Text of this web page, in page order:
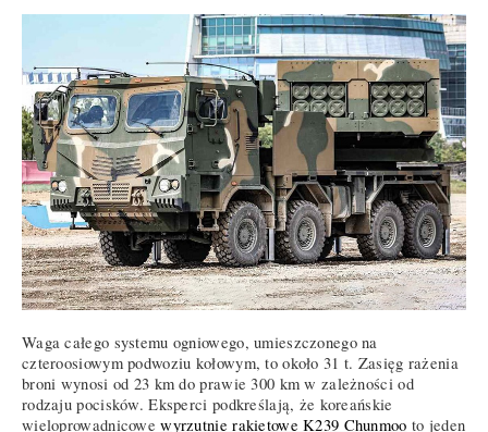
Waga całego systemu ogniowego, umieszczonego na
czteroosiowym podwoziu kołowym, to około 31 t. Zasięg rażenia
broni wynosi od 23 km do prawie 300 km w zależności od
rodzaju pocisków. Eksperci podkreślają, że koreańskie
wieloprowadnicowewyrzutnie rakietowe K239 Chunmoo to jeden